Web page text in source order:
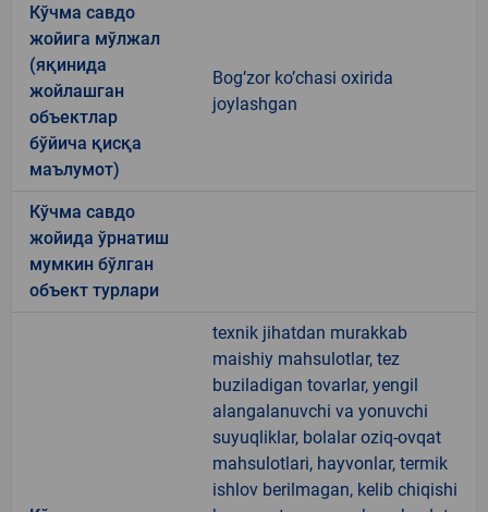
Кўчма савдо
жойига мўлжал
(яқинида
жойлашган
объектлар
бўйича қисқа
маълумот)
Bog’zor ko’chasi oxirida
joylashgan
Кўчма савдо
жойида ўрнатиш
мумкин бўлган
объект турлари
texnik jihatdan murakkab
maishiy mahsulotlar, tez
buziladigan tovarlar, yengil
alangalanuvchi va yonuvchi
suyuqliklar, bolalar oziq-ovqat
mahsulotlari, hayvonlar, termik
ishlov berilmagan, kelib chiqishi